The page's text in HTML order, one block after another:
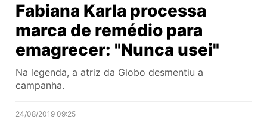
Fabiana Karla processa
marca de remédio para
emagrecer: "Nunca usei"
Na legenda, a atriz da Globo desmentiu a
campanha.
24/08/2019 09:25